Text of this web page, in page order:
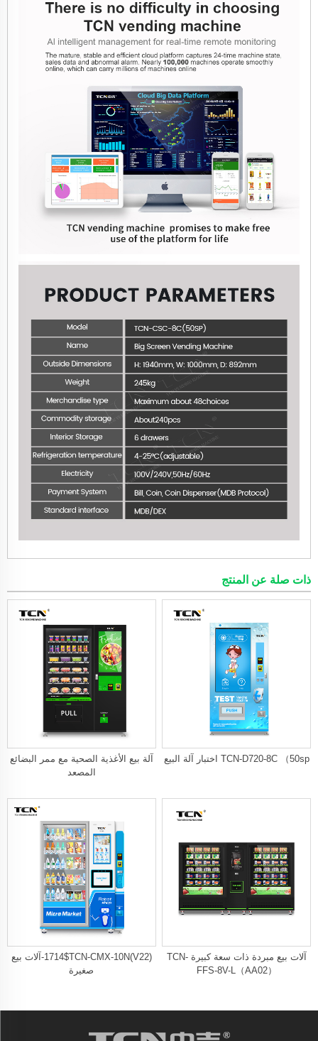
ذات صلة عن المنتج
آلة بيع الأغذية الصحية مع ممر البضائع
المصعد
TCN-D720-8C （50sp اختبار آلة البيع
1714$TCN-CMX-10N(V22)-آلات بيع
صغيرة
آلات بيع مبردة ذات سعة كبيرة TCN-
FFS-8V-L（AA02）